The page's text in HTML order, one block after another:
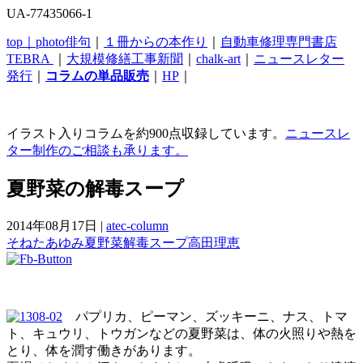
UA-77435066-1
top｜ photo俳句 １冊からの本作り
自動車修理専門書店
TEBRA
大規模修繕工事新聞 chalk-art
ニュースレター
発行
コラムの単品販売 HP
イラスト入りコラムを約900点収録しています。 ニュースレ
ター制作のご相談も承ります。
夏野菜の解毒スープ
2014年08月17日 | atec-column
そねたあゆみ夏野菜解毒スープ高田理恵
パプリカ、ピーマン、ズッキーニ、ナス、トマ
ト、キュウリ、トウガンなどの夏野菜は、体の火照りや熱を
とり、体を潤す働きがあります。